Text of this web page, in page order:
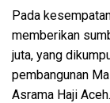
Pada
memberikan
juta, yang
pembangunan
Asrama Haji